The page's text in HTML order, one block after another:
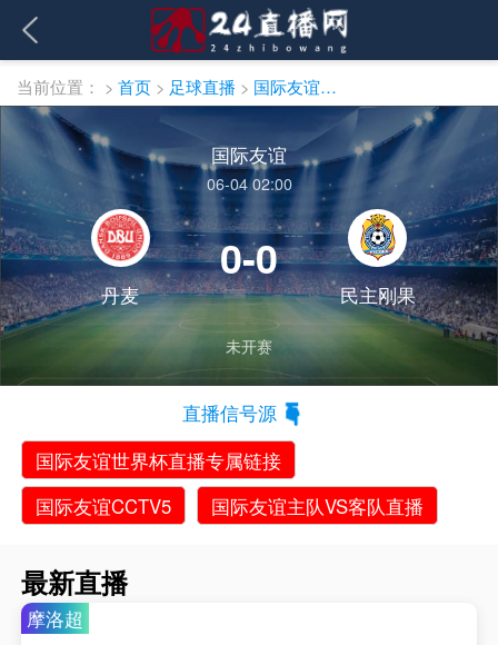
当前位置： > 首页 > 足球直播 > 国际友谊直播
国际友谊
06-04 02:00
丹麦
0-0
民主刚果
未开赛
直播信号源
国际友谊世界杯直播专属链接
国际友谊CCTV5
国际友谊主队VS客队直播
最新直播
摩洛超